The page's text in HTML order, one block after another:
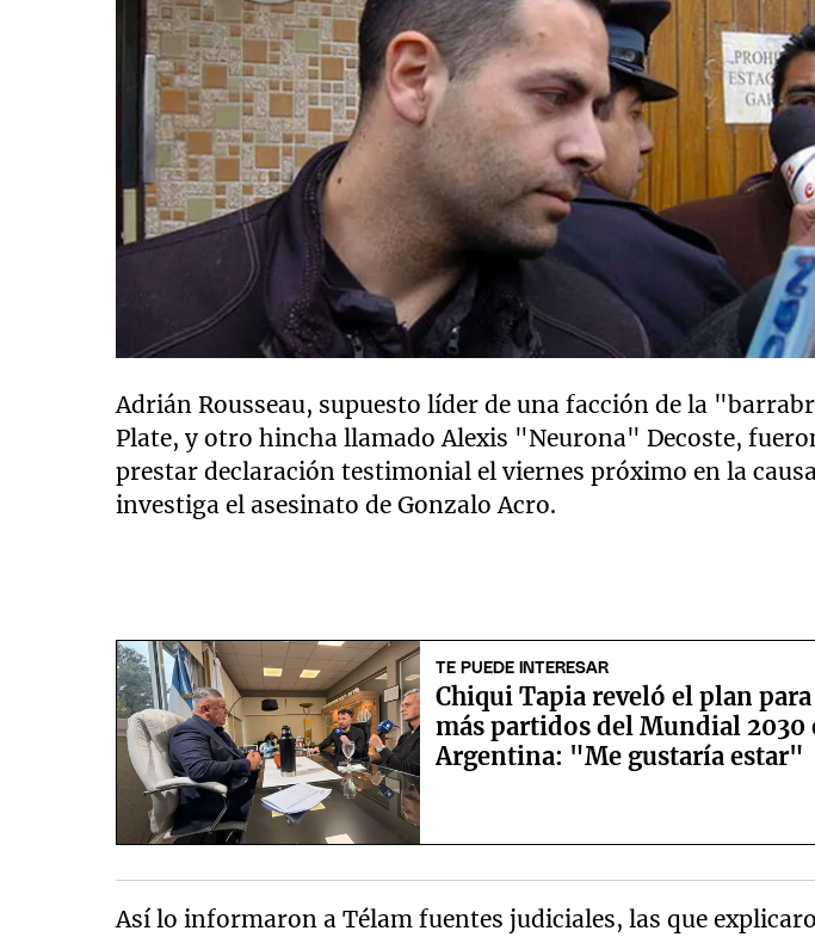
Adrián Rousseau, supuesto líder de una facción de la
Plate, y otro hincha llamado Alexis "Neurona" Decoste,
prestar declaración testimonial el viernes próximo en la
investiga el asesinato de Gonzalo Acro.
TE PUEDE INTERESAR
Chiqui Tapia reveló el plan
más partidos del Mundial 2030
Argentina: "Me gustaría estar"
Así lo informaron a Télam fuentes judiciales, las que